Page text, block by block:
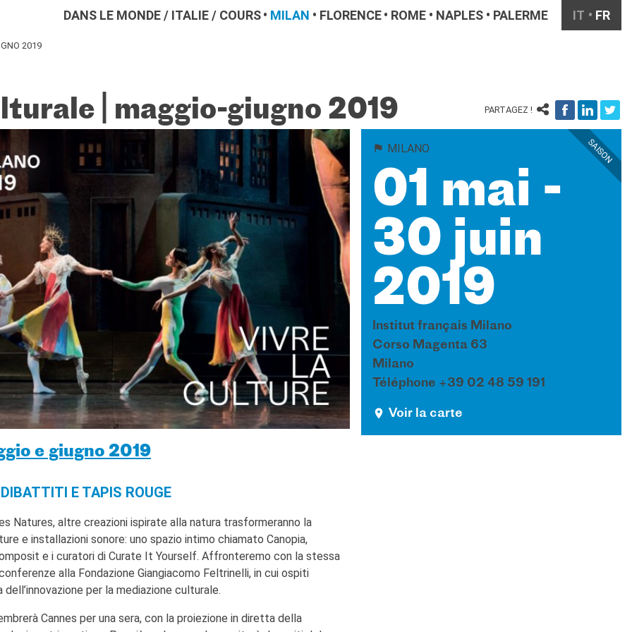
DANS LE MONDE/ ITALIE/ COURS MILAN FLORENCE ROME NAPLES PALERME IT FR
2019
| maggio-giugno 2019 PARTAGEZ !
e giugno 2019
E TAPIS ROUGE
Natures, altre creazioni ispirate alla natura trasformeranno la
e installazioni sonore: uno spazio intimo chiamato Canopia,
e i curatori di Curate It Yourself. Affronteremo con la stessa
alla Fondazione Giangiacomo Feltrinelli, in cui ospiti
per la mediazione culturale.
Cannes per una sera, con la proiezione in diretta della
MILANO
01 mai -
30 juin
2019
Institut français Milano
Corso Magenta 63
Milano
Téléphone +39 02 48 59 191
Voir la carte
SAISON